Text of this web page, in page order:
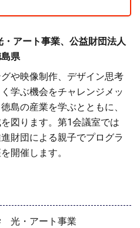
アート事業、公益財団法人
県
や映像制作、デザイン思考
学ぶ機会をチャレンジメッ
島の産業を学ぶとともに、
図ります。第1会議室では
財団による親子でプログラ
開催します。
光・アート事業